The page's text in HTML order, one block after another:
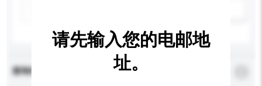
查询内容
请先输入您的电邮地
址。